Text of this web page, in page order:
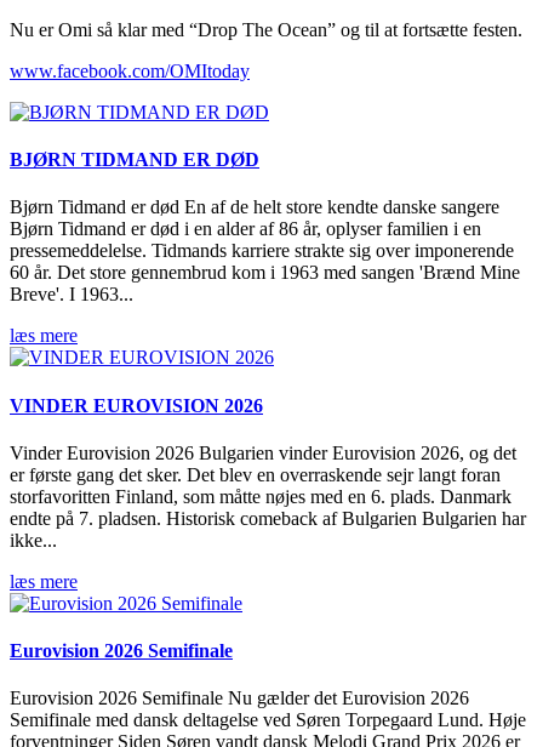
Nu er Omi så klar med “Drop The Ocean” og til at fortsætte festen.
www.facebook.com/OMItoday
BJØRN TIDMAND ER DØD
Bjørn Tidmand er død En af de helt store kendte danske sangere
Bjørn Tidmand er død i en alder af 86 år, oplyser familien i en
pressemeddelelse. Tidmands karriere strakte sig over imponerende
60 år. Det store gennembrud kom i 1963 med sangen 'Brænd Mine
Breve'. I 1963...
læs mere
VINDER EUROVISION 2026
Vinder Eurovision 2026 Bulgarien vinder Eurovision 2026, og det
er første gang det sker. Det blev en overraskende sejr langt foran
storfavoritten Finland, som måtte nøjes med en 6. plads. Danmark
endte på 7. pladsen. Historisk comeback af Bulgarien Bulgarien har
ikke...
læs mere
Eurovision 2026 Semifinale
Eurovision 2026 Semifinale Nu gælder det Eurovision 2026
Semifinale med dansk deltagelse ved Søren Torpegaard Lund. Høje
forventninger Siden Søren vandt dansk Melodi Grand Prix 2026 er